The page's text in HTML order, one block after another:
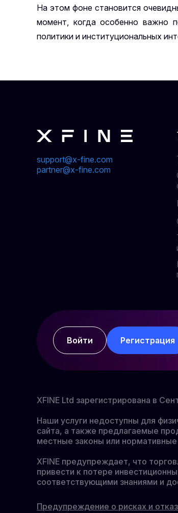
На этом фоне становится
момент, когда особенно важно
политики и институциональных
support@x-fine.com
partner@x-fine.com
Войти Регистрация
XFINE Ltd зарегистрирована в
Наши услуги недоступны для
сайта, а также предлагаемые
местные законы или
XFINE предупреждает, что
привести к потере
соответствующими знаниями и
Предупреждение о рисках и